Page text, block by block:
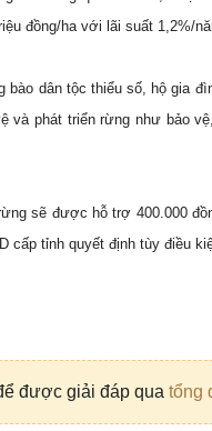
đồng/ha với lãi suất 1,2%/
bào dân tộc thiểu số, hộ gia
và phát triển rừng như bảo
sẽ được hỗ trợ 400.000
cấp tỉnh quyết định tùy điều
được giải đáp qua tổng